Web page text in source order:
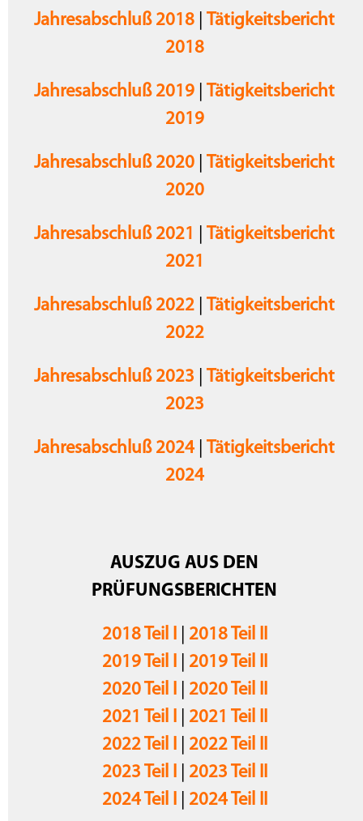
Jahresabschluß 2018 |Tätigkeitsbericht
2018
Jahresabschluß 2019 |Tätigkeitsbericht
2019
Jahresabschluß 2020 |Tätigkeitsbericht
2020
Jahresabschluß 2021 |Tätigkeitsbericht
2021
Jahresabschluß 2022 |Tätigkeitsbericht
2022
Jahresabschluß 2023 |Tätigkeitsbericht
2023
Jahresabschluß 2024 |Tätigkeitsbericht
2024
AUSZUG AUS DEN
PRÜFUNGSBERICHTEN
2018 Teil I
2018 Teil II
2019 Teil I
2019 Teil II
2020 Teil I
2020 Teil II
2021 Teil I
2021 Teil II
2022 Teil I
2022 Teil II
2023 Teil I
2023 Teil II
2024 Teil I
2024 Teil II